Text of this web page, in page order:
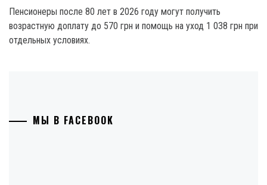
Пенсионеры после 80 лет в 2026 году могут получить
возрастную доплату до 570 грн и помощь на уход 1 038 грн при
отдельных условиях.
МЫ В FACEBOOK